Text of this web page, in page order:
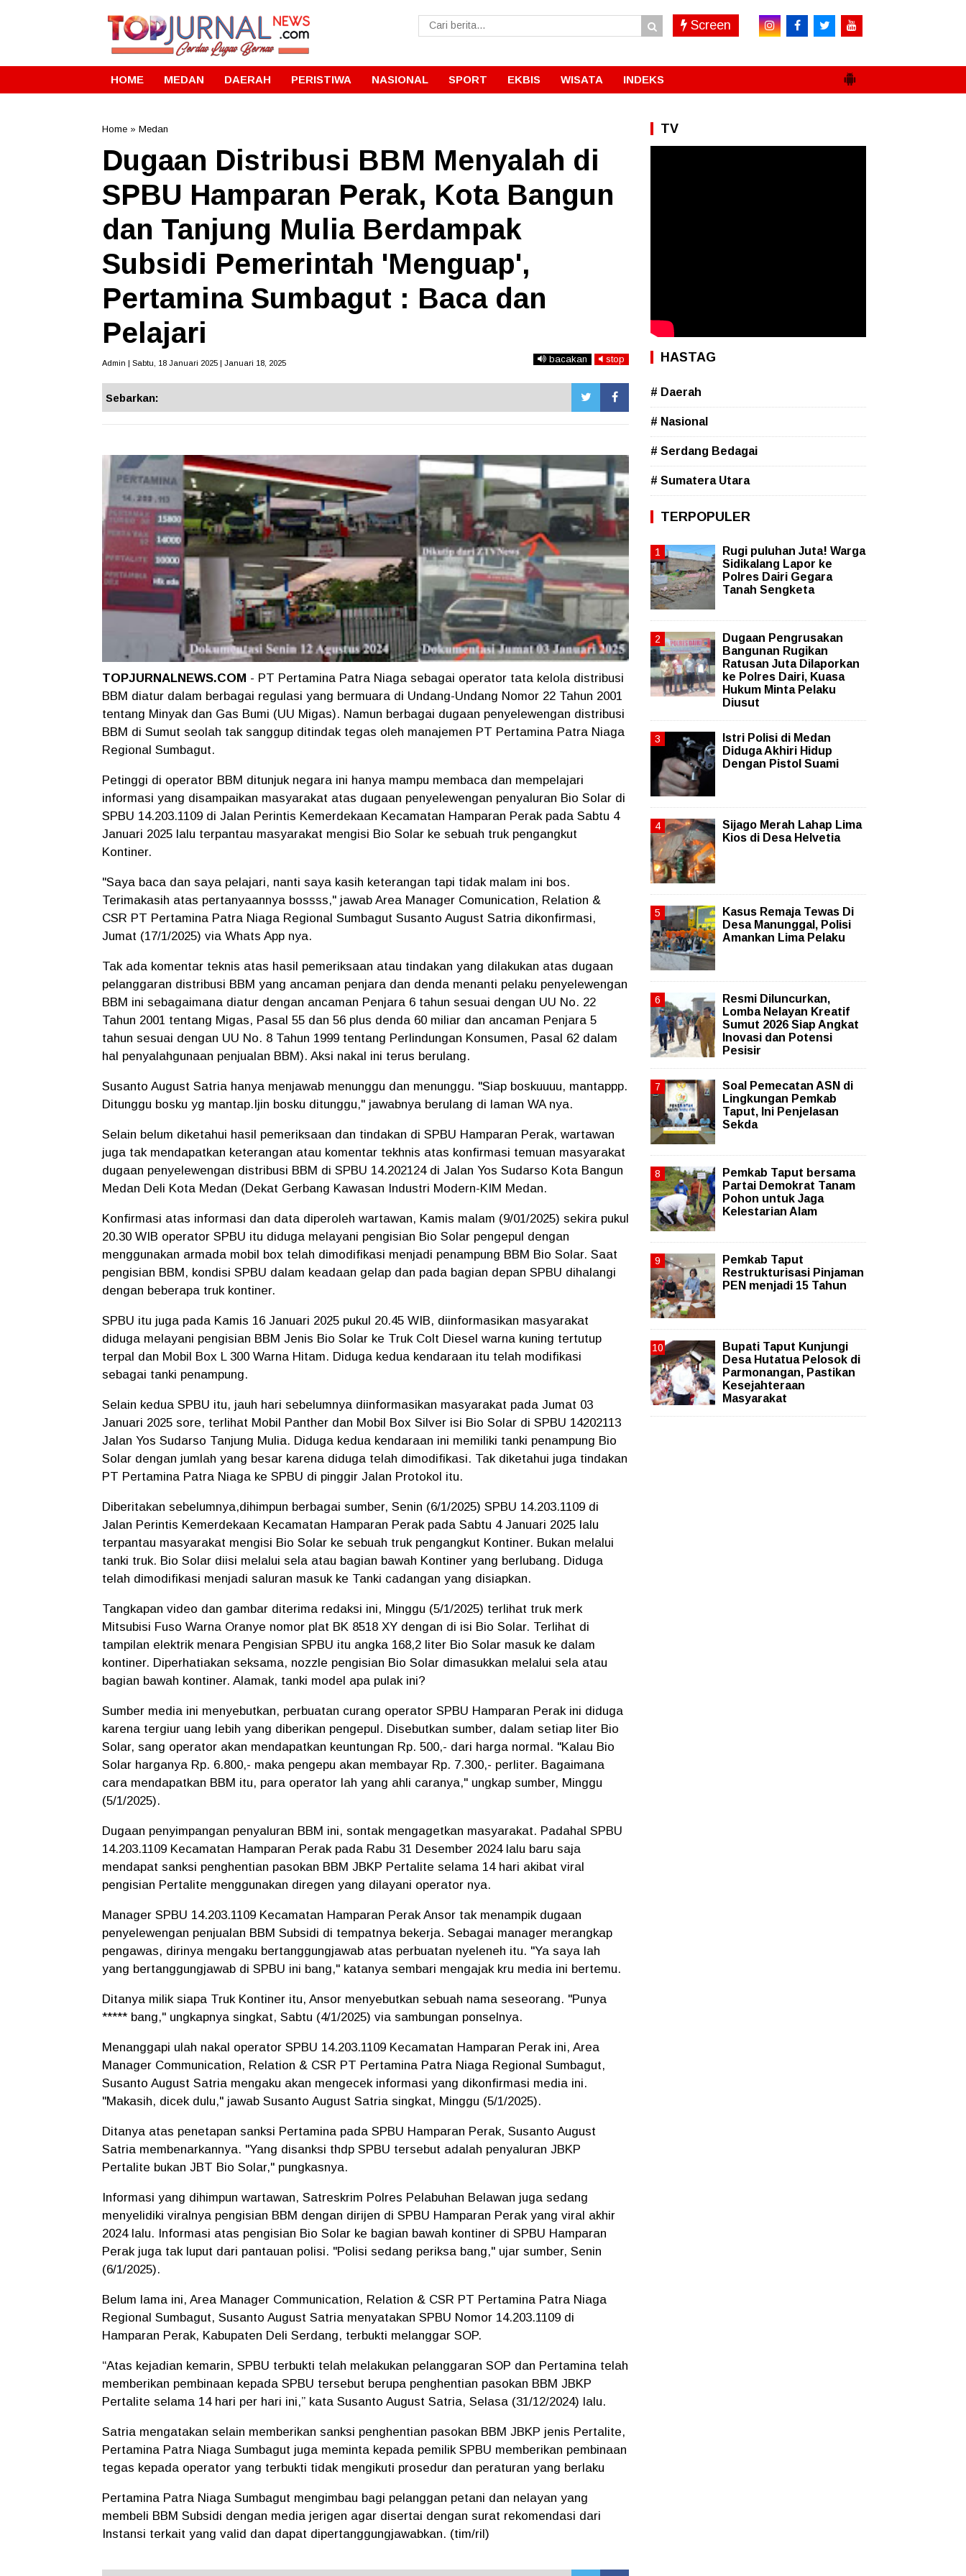
Screen
HOME MEDAN DAERAH PERISTIWA NASIONAL SPORT EKBIS WISATA INDEKS
Home » Medan
Dugaan Distribusi BBM Menyalah di
SPBU Hamparan Perak, Kota Bangun
dan Tanjung Mulia Berdampak
Subsidi Pemerintah 'Menguap',
Pertamina Sumbagut : Baca dan
Pelajari
Admin | Sabtu, 18 Januari 2025 | Januari 18, 2025 bacakan stop
Sebarkan:
TOPJURNALNEWS.COM - PT Pertamina Patra Niaga sebagai operator tata kelola distribusi
BBM diatur dalam berbagai regulasi yang bermuara di Undang-Undang Nomor 22 Tahun 2001
tentang Minyak dan Gas Bumi (UU Migas). Namun berbagai dugaan penyelewengan distribusi
BBM di Sumut seolah tak sanggup ditindak tegas oleh manajemen PT Pertamina Patra Niaga
Regional Sumbagut.
Petinggi di operator BBM ditunjuk negara ini hanya mampu membaca dan mempelajari
informasi yang disampaikan masyarakat atas dugaan penyelewengan penyaluran Bio Solar di
SPBU 14.203.1109 di Jalan Perintis Kemerdekaan Kecamatan Hamparan Perak pada Sabtu 4
Januari 2025 lalu terpantau masyarakat mengisi Bio Solar ke sebuah truk pengangkut
Kontiner.
"Saya baca dan saya pelajari, nanti saya kasih keterangan tapi tidak malam ini bos.
Terimakasih atas pertanyaannya bossss," jawab Area Manager Comunication, Relation &
CSR PT Pertamina Patra Niaga Regional Sumbagut Susanto August Satria dikonfirmasi,
Jumat (17/1/2025) via Whats App nya.
Tak ada komentar teknis atas hasil pemeriksaan atau tindakan yang dilakukan atas dugaan
pelanggaran distribusi BBM yang ancaman penjara dan denda menanti pelaku penyelewengan
BBM ini sebagaimana diatur dengan ancaman Penjara 6 tahun sesuai dengan UU No. 22
Tahun 2001 tentang Migas, Pasal 55 dan 56 plus denda 60 miliar dan ancaman Penjara 5
tahun sesuai dengan UU No. 8 Tahun 1999 tentang Perlindungan Konsumen, Pasal 62 dalam
hal penyalahgunaan penjualan BBM). Aksi nakal ini terus berulang.
Susanto August Satria hanya menjawab menunggu dan menunggu. "Siap boskuuuu, mantappp.
Ditunggu bosku yg mantap.Ijin bosku ditunggu," jawabnya berulang di laman WA nya.
Selain belum diketahui hasil pemeriksaan dan tindakan di SPBU Hamparan Perak, wartawan
juga tak mendapatkan keterangan atau komentar tekhnis atas konfirmasi temuan masyarakat
dugaan penyelewengan distribusi BBM di SPBU 14.202124 di Jalan Yos Sudarso Kota Bangun
Medan Deli Kota Medan (Dekat Gerbang Kawasan Industri Modern-KIM Medan.
Konfirmasi atas informasi dan data diperoleh wartawan, Kamis malam (9/01/2025) sekira pukul
20.30 WIB operator SPBU itu diduga melayani pengisian Bio Solar pengepul dengan
menggunakan armada mobil box telah dimodifikasi menjadi penampung BBM Bio Solar. Saat
pengisian BBM, kondisi SPBU dalam keadaan gelap dan pada bagian depan SPBU dihalangi
dengan beberapa truk kontiner.
SPBU itu juga pada Kamis 16 Januari 2025 pukul 20.45 WIB, diinformasikan masyarakat
diduga melayani pengisian BBM Jenis Bio Solar ke Truk Colt Diesel warna kuning tertutup
terpal dan Mobil Box L 300 Warna Hitam. Diduga kedua kendaraan itu telah modifikasi
sebagai tanki penampung.
Selain kedua SPBU itu, jauh hari sebelumnya diinformasikan masyarakat pada Jumat 03
Januari 2025 sore, terlihat Mobil Panther dan Mobil Box Silver isi Bio Solar di SPBU 14202113
Jalan Yos Sudarso Tanjung Mulia. Diduga kedua kendaraan ini memiliki tanki penampung Bio
Solar dengan jumlah yang besar karena diduga telah dimodifikasi. Tak diketahui juga tindakan
PT Pertamina Patra Niaga ke SPBU di pinggir Jalan Protokol itu.
Diberitakan sebelumnya,dihimpun berbagai sumber, Senin (6/1/2025) SPBU 14.203.1109 di
Jalan Perintis Kemerdekaan Kecamatan Hamparan Perak pada Sabtu 4 Januari 2025 lalu
terpantau masyarakat mengisi Bio Solar ke sebuah truk pengangkut Kontiner. Bukan melalui
tanki truk. Bio Solar diisi melalui sela atau bagian bawah Kontiner yang berlubang. Diduga
telah dimodifikasi menjadi saluran masuk ke Tanki cadangan yang disiapkan.
Tangkapan video dan gambar diterima redaksi ini, Minggu (5/1/2025) terlihat truk merk
Mitsubisi Fuso Warna Oranye nomor plat BK 8518 XY dengan di isi Bio Solar. Terlihat di
tampilan elektrik menara Pengisian SPBU itu angka 168,2 liter Bio Solar masuk ke dalam
kontiner. Diperhatiakan seksama, nozzle pengisian Bio Solar dimasukkan melalui sela atau
bagian bawah kontiner. Alamak, tanki model apa pulak ini?
Sumber media ini menyebutkan, perbuatan curang operator SPBU Hamparan Perak ini diduga
karena tergiur uang lebih yang diberikan pengepul. Disebutkan sumber, dalam setiap liter Bio
Solar, sang operator akan mendapatkan keuntungan Rp. 500,- dari harga normal. "Kalau Bio
Solar harganya Rp. 6.800,- maka pengepu akan membayar Rp. 7.300,- perliter. Bagaimana
cara mendapatkan BBM itu, para operator lah yang ahli caranya," ungkap sumber, Minggu
(5/1/2025).
Dugaan penyimpangan penyaluran BBM ini, sontak mengagetkan masyarakat. Padahal SPBU
14.203.1109 Kecamatan Hamparan Perak pada Rabu 31 Desember 2024 lalu baru saja
mendapat sanksi penghentian pasokan BBM JBKP Pertalite selama 14 hari akibat viral
pengisian Pertalite menggunakan diregen yang dilayani operator nya.
Manager SPBU 14.203.1109 Kecamatan Hamparan Perak Ansor tak menampik dugaan
penyelewengan penjualan BBM Subsidi di tempatnya bekerja. Sebagai manager merangkap
pengawas, dirinya mengaku bertanggungjawab atas perbuatan nyeleneh itu. "Ya saya lah
yang bertanggungjawab di SPBU ini bang," katanya sembari mengajak kru media ini bertemu.
Ditanya milik siapa Truk Kontiner itu, Ansor menyebutkan sebuah nama seseorang. "Punya
***** bang," ungkapnya singkat, Sabtu (4/1/2025) via sambungan ponselnya.
Menanggapi ulah nakal operator SPBU 14.203.1109 Kecamatan Hamparan Perak ini, Area
Manager Communication, Relation & CSR PT Pertamina Patra Niaga Regional Sumbagut,
Susanto August Satria mengaku akan mengecek informasi yang dikonfirmasi media ini.
"Makasih, dicek dulu," jawab Susanto August Satria singkat, Minggu (5/1/2025).
Ditanya atas penetapan sanksi Pertamina pada SPBU Hamparan Perak, Susanto August
Satria membenarkannya. "Yang disanksi thdp SPBU tersebut adalah penyaluran JBKP
Pertalite bukan JBT Bio Solar," pungkasnya.
Informasi yang dihimpun wartawan, Satreskrim Polres Pelabuhan Belawan juga sedang
menyelidiki viralnya pengisian BBM dengan dirijen di SPBU Hamparan Perak yang viral akhir
2024 lalu. Informasi atas pengisian Bio Solar ke bagian bawah kontiner di SPBU Hamparan
Perak juga tak luput dari pantauan polisi. "Polisi sedang periksa bang," ujar sumber, Senin
(6/1/2025).
Belum lama ini, Area Manager Communication, Relation & CSR PT Pertamina Patra Niaga
Regional Sumbagut, Susanto August Satria menyatakan SPBU Nomor 14.203.1109 di
Hamparan Perak, Kabupaten Deli Serdang, terbukti melanggar SOP.
“Atas kejadian kemarin, SPBU terbukti telah melakukan pelanggaran SOP dan Pertamina telah
memberikan pembinaan kepada SPBU tersebut berupa penghentian pasokan BBM JBKP
Pertalite selama 14 hari per hari ini,” kata Susanto August Satria, Selasa (31/12/2024) lalu.
Satria mengatakan selain memberikan sanksi penghentian pasokan BBM JBKP jenis Pertalite,
Pertamina Patra Niaga Sumbagut juga meminta kepada pemilik SPBU memberikan pembinaan
tegas kepada operator yang terbukti tidak mengikuti prosedur dan peraturan yang berlaku
Pertamina Patra Niaga Sumbagut mengimbau bagi pelanggan petani dan nelayan yang
membeli BBM Subsidi dengan media jerigen agar disertai dengan surat rekomendasi dari
Instansi terkait yang valid dan dapat dipertanggungjawabkan. (tim/ril)
TV
HASTAG
# Daerah
# Nasional
# Serdang Bedagai
# Sumatera Utara
TERPOPULER
Rugi puluhan Juta! Warga
Sidikalang Lapor ke
Polres Dairi Gegara
Tanah Sengketa
Dugaan Pengrusakan
Bangunan Rugikan
Ratusan Juta Dilaporkan
ke Polres Dairi, Kuasa
Hukum Minta Pelaku
Diusut
Istri Polisi di Medan
Diduga Akhiri Hidup
Dengan Pistol Suami
Sijago Merah Lahap Lima
Kios di Desa Helvetia
Kasus Remaja Tewas Di
Desa Manunggal, Polisi
Amankan Lima Pelaku
Resmi Diluncurkan,
Lomba Nelayan Kreatif
Sumut 2026 Siap Angkat
Inovasi dan Potensi
Pesisir
Soal Pemecatan ASN di
Lingkungan Pemkab
Taput, Ini Penjelasan
Sekda
Pemkab Taput bersama
Partai Demokrat Tanam
Pohon untuk Jaga
Kelestarian Alam
Pemkab Taput
Restrukturisasi Pinjaman
PEN menjadi 15 Tahun‎
Bupati Taput Kunjungi
Desa Hutatua Pelosok di
Parmonangan, Pastikan
Kesejahteraan
Masyarakat